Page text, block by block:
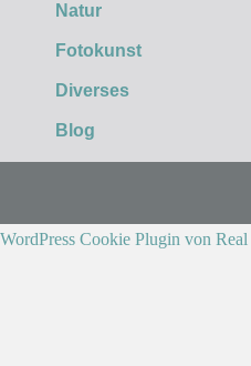
Natur
Fotokunst
Diverses
Blog
WordPress Cookie Plugin von